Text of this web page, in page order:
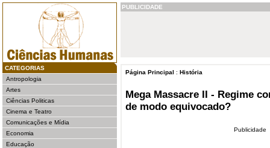
CATEGORIAS
Antropologia
Artes
Ciências Politicas
Cinema e Teatro
Comunicações e Mídia
Economia
Educação
PUBLICIDADE
Página Principal : História
Mega Massacre II - Regime
de modo equivocado?
Publicidade